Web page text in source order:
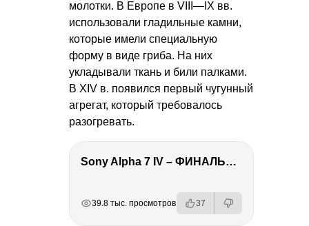
молотки. В Европе в VIII—IX вв.
использовали гладильные камни,
которые имели специальную
форму в виде гриба. На них
укладывали ткань и били палками.
В XIV в. появился первый чугунный
агрегат, который требовалось
разогревать.
Sony Alpha 7 IV – ФИНАЛЬНЫЙ ОБЗОР
39.8 тыс. просмотров 37